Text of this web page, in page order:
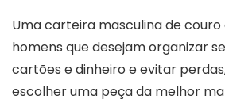
Uma carteira masculina de couro
homens que desejam organizar
cartões e dinheiro e evitar
escolher uma peça da melhor